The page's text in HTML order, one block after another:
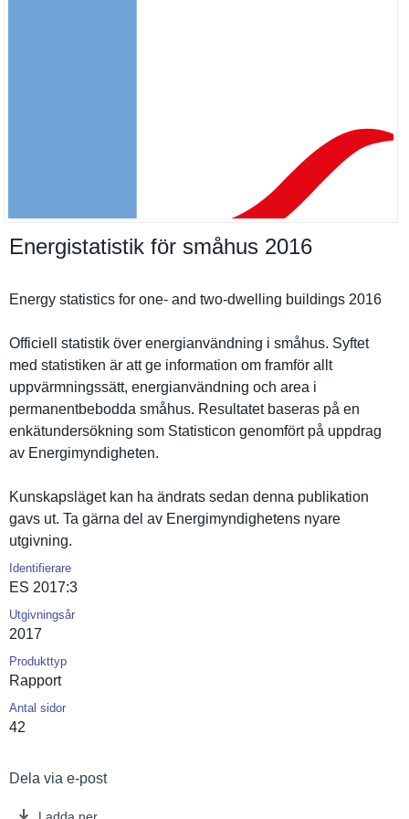
Energistatistik för småhus 2016
Energy statistics for one- and two-dwelling buildings 2016
Officiell statistik över energianvä­ndning i småhus. Syftet
med statistike­n är att ge informatio­n om framför allt
uppvärmnin­gssätt, energianvä­ndning och area i
permanentb­ebodda småhus. Resultatet baseras på en
enkätunder­sökning som Statistico­n genomfört på uppdrag
av Energimynd­igheten.
Kunskapslä­get kan ha ändrats sedan denna publikatio­n
gavs ut. Ta gärna del av Energimynd­ighetens nyare
utgivning.
Identifierare
ES 2017:3
Utgivningsår
2017
Produkttyp
Rapport
Antal sidor
42
Dela via e-post